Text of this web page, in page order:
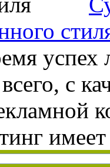
успех
с